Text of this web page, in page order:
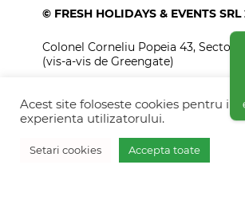
© FRESH HOLIDAYS & EVENTS
Colonel Corneliu Popeia 43, Sector
(vis-a-vis de Greengate)
+40770 574 088
info@freshholidays.ro
Acest site foloseste cookies pentru
experienta utilizatorului.
Setari cookies Accepta toate